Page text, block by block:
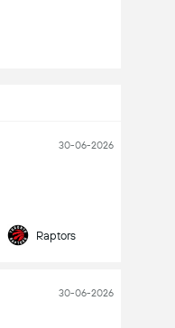
30-06-2026
Raptors
30-06-2026